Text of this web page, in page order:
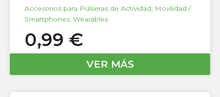
Accesorios para Pulseras de Actividad
Movilidad /
Smartphones Wearables
0,99 €
VER MÁS